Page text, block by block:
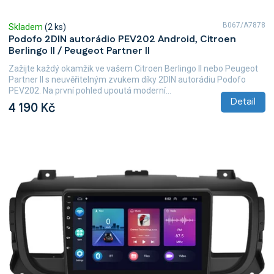
Podofo 2DIN autorádio PEV202 Android, Citroen
Berlingo II / Peugeot Partner II
Skladem (2 ks)
4 190 Kč Detail
Zažijte každý okamžik ve vašem Citroen Berlingo II nebo Peugeot
Partner II s neuvěřitelným zvukem díky 2DIN autorádiu Podofo
PEV202. Na první pohled upoutá moderní...
B067/A7878